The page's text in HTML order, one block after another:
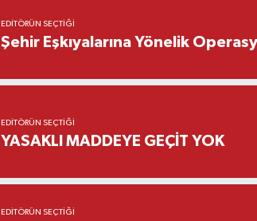
EDITÖRÜN SEÇTIĞI
Şehir Eşkıyalarına Yönelik
EDITÖRÜN SEÇTIĞI
YASAKLI MADDEYE GEÇİT YOK
EDITÖRÜN SEÇTIĞI